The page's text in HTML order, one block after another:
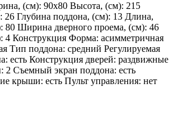
(см): 90x80 Высота, (см): 215
26 Глубина поддона, (см): 13 Длина,
Ширина дверного проема, (см): 46
4 Конструкция Форма: асимметричная
Тип поддона: средний Регулируемая
есть Конструкция дверей: раздвижные
2 Съемный экран поддона: есть
крыши: есть Пульт управления: нет